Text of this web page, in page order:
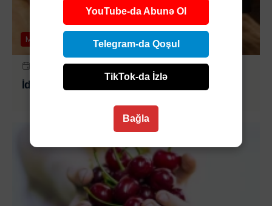
Maraqlı
1 IYL 2026 | 19:00
İdman qidası böyrəklər üçün təhlükəli ola bilər
YouTube-da Abunə Ol
Telegram-da Qoşul
TikTok-da İzlə
Bağla